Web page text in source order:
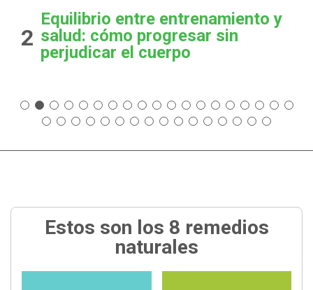
2
Equilibrio entre entrenamiento y
salud: cómo progresar sin
perjudicar el cuerpo
Estos son los 8 remedios
naturales